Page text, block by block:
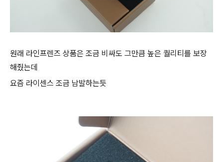
원래 라인프렌즈 상품은 조금 비싸도 그만큼 높은 퀄리티를 보장
해줬는데
요즘 라이센스 조금 남발하는듯